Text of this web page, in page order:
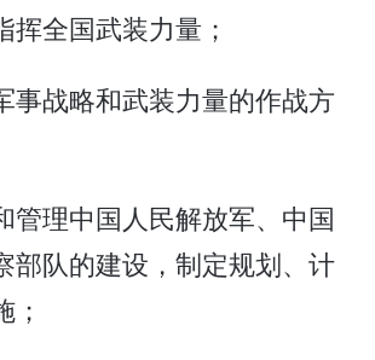
挥全国武装力量；
事战略和武装力量的作战方
管理中国人民解放军、中国
部队的建设，制定规划、计